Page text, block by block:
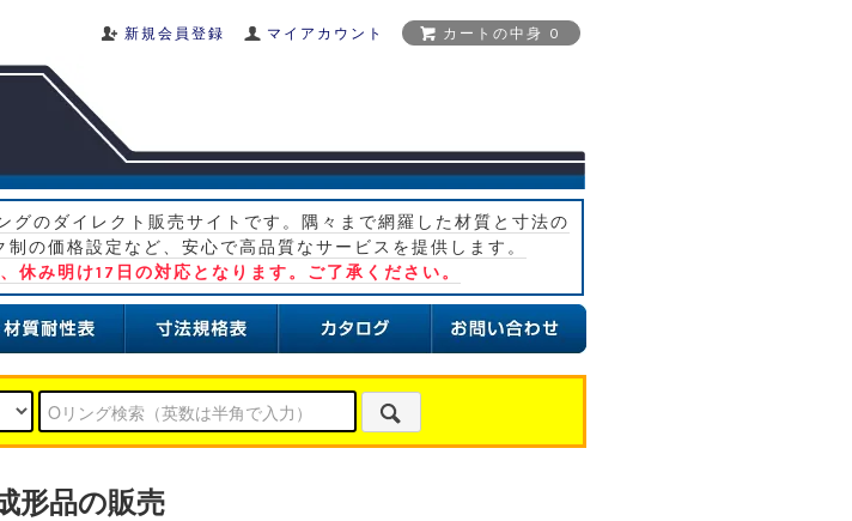
新規会員登録 マイアカウント カートの中身 0
のダイレクト販売サイトです。隅々まで網羅した材質と寸法の
の価格設定など、安心で高品質なサービスを提供します。
み明け17日の対応となります。ご了承ください。
形品の販売